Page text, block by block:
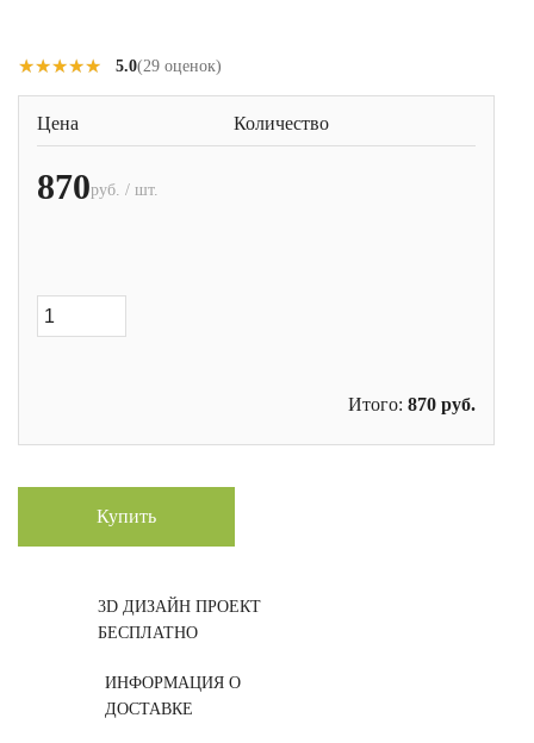
★★★★★
★★★★★ 5.0(29 оценок)
Цена Количество
870руб. / шт.
Итого: 870 руб.
Купить
3D ДИЗАЙН ПРОЕКТ
БЕСПЛАТНО
ИНФОРМАЦИЯ О
ДОСТАВКЕ